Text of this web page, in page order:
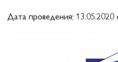
Дата проведения: 13.05.2020